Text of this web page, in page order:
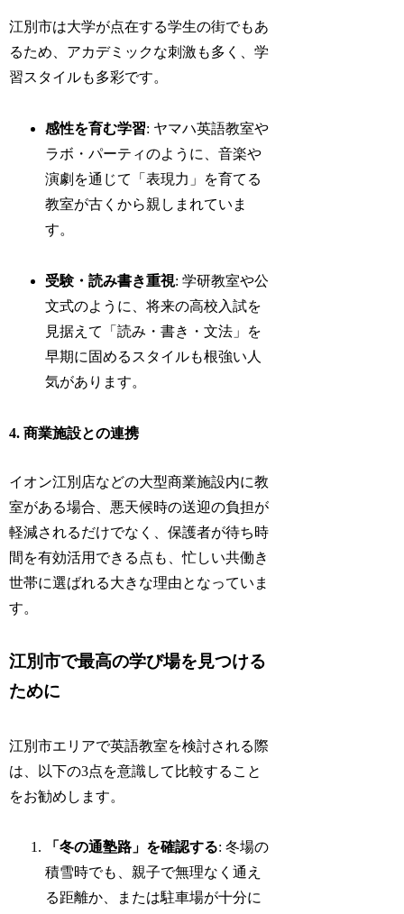
江別市は大学が点在する学生の街でもあ
るため、アカデミックな刺激も多く、学
習スタイルも多彩です。
感性を育む学習: ヤマハ英語教室や
ラボ・パーティのように、音楽や
演劇を通じて「表現力」を育てる
教室が古くから親しまれていま
す。
受験・読み書き重視: 学研教室や公
文式のように、将来の高校入試を
見据えて「読み・書き・文法」を
早期に固めるスタイルも根強い人
気があります。
4. 商業施設との連携
イオン江別店などの大型商業施設内に教
室がある場合、悪天候時の送迎の負担が
軽減されるだけでなく、保護者が待ち時
間を有効活用できる点も、忙しい共働き
世帯に選ばれる大きな理由となっていま
す。
江別市で最高の学び場を見つける
ために
江別市エリアで英語教室を検討される際
は、以下の3点を意識して比較すること
をお勧めします。
「冬の通塾路」を確認する: 冬場の
積雪時でも、親子で無理なく通え
る距離か、または駐車場が十分に